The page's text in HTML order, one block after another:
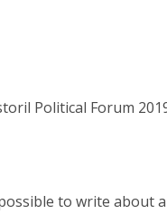
Political Forum
to write about